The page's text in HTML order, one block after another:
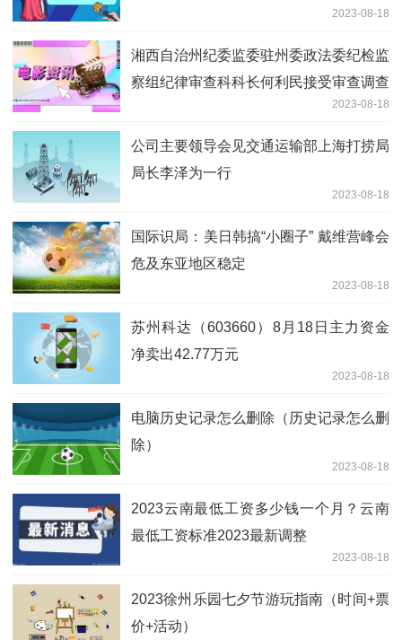
2023-08-18
湘西自治州纪委监委驻州委政法委纪检监
察组纪律审查科科长何利民接受审查调查
2023-08-18
公司主要领导会见交通运输部上海打捞局
局长李泽为一行
2023-08-18
国际识局：美日韩搞“小圈子” 戴维营峰会
危及东亚地区稳定
2023-08-18
苏州科达（603660）8月18日主力资金
净卖出42.77万元
2023-08-18
电脑历史记录怎么删除（历史记录怎么删
除）
2023-08-18
2023云南最低工资多少钱一个月？云南
最低工资标准2023最新调整
2023-08-18
2023徐州乐园七夕节游玩指南（时间+票
价+活动）